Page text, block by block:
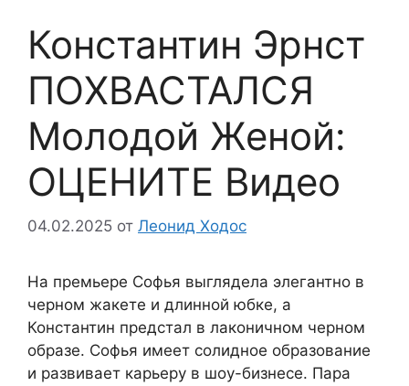
Константин Эрнст
ПОХВАСТАЛСЯ
Молодой Женой:
ОЦЕНИТЕ Видео
04.02.2025 от Леонид Ходос
На премьере Софья выглядела элегантно в
черном жакете и длинной юбке, а
Константин предстал в лаконичном черном
образе. Софья имеет солидное образование
и развивает карьеру в шоу-бизнесе. Пара